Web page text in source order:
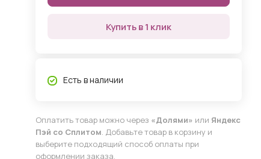
Купить в 1 клик
Есть в наличии
Оплатить товар можно через «Долями» или Яндекс
Пэй со Сплитом. Добавьте товар в корзину и
выберите подходящий способ оплаты при
оформлении заказа.